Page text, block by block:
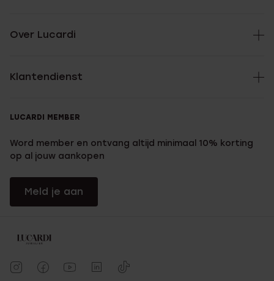
Over Lucardi
Klantendienst
LUCARDI MEMBER
Word member en ontvang altijd minimaal 10% korting
op al jouw aankopen
Meld je aan